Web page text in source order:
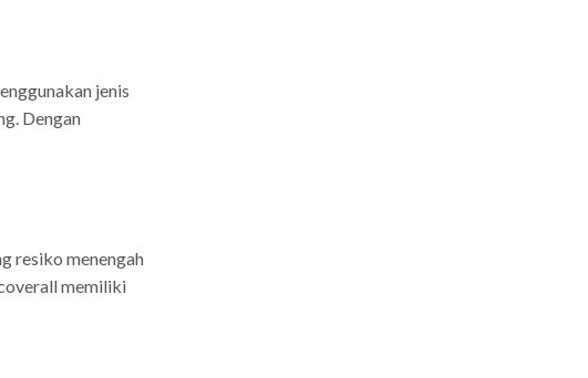
jenis
Dengan
resiko menengah
memiliki